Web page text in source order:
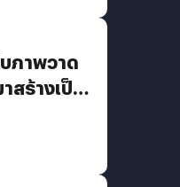
ภาพวาด
สร้างเป็น